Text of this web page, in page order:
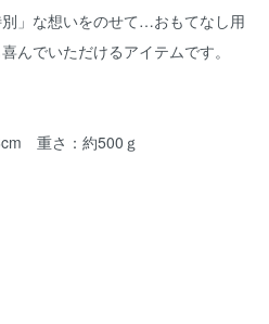
」な想いをのせて…おもてなし用
んでいただけるアイテムです。
重さ：約500ｇ